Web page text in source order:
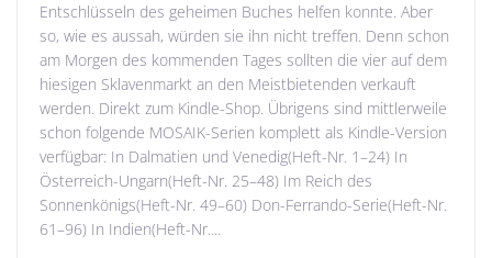
Entschlüsseln des geheimen Buches helfen konnte. Aber
so, wie es aussah, würden sie ihn nicht treffen. Denn schon
am Morgen des kommenden Tages sollten die vier auf dem
hiesigen Sklavenmarkt an den Meistbietenden verkauft
werden. Direkt zum Kindle-Shop. Übrigens sind mittlerweile
schon folgende MOSAIK-Serien komplett als Kindle-Version
verfügbar: In Dalmatien und Venedig(Heft-Nr. 1–24) In
Österreich-Ungarn(Heft-Nr. 25–48) Im Reich des
Sonnenkönigs(Heft-Nr. 49–60) Don-Ferrando-Serie(Heft-Nr.
61–96) In Indien(Heft-Nr....